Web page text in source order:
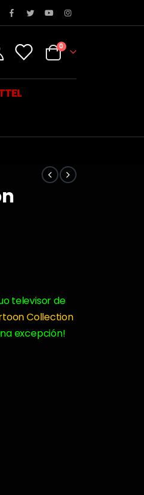
0
televisor de
Collection
excepción!